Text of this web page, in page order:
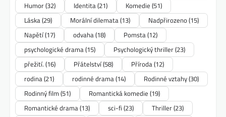
Humor(32) Identita(21) Komedie (51)
Láska(29) Morální dilemata(13) Nadpřirozeno(15)
Napětí(17) odvaha(18) Pomsta(12)
psychologické drama(15) Psychologický thriller(23)
přežití. (16) Přátelství(58) Příroda(12)
rodina(21) rodinné drama(14) Rodinné vztahy(30)
Rodinný film (51) Romantická komedie (19)
Romantické drama(13) sci-fi (23) Thriller(23)